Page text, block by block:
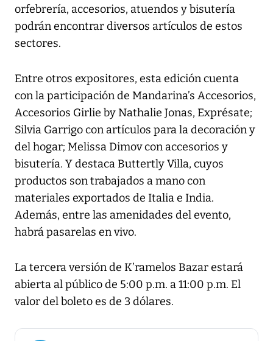
orfebrería, accesorios, atuendos y bisutería
podrán encontrar diversos artículos de estos
sectores.
Entre otros expositores, esta edición cuenta
con la participación de Mandarina’s Accesorios,
Accesorios Girlie by Nathalie Jonas, Exprésate;
Silvia Garrigo con artículos para la decoración y
del hogar; Melissa Dimov con accesorios y
bisutería. Y destaca Buttertly Villa, cuyos
productos son trabajados a mano con
materiales exportados de Italia e India.
Además, entre las amenidades del evento,
habrá pasarelas en vivo.
La tercera versión de K’ramelos Bazar estará
abierta al público de 5:00 p.m. a 11:00 p.m. El
valor del boleto es de 3 dólares.